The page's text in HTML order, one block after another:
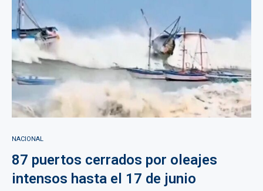
NACIONAL
87 puertos cerrados por oleajes
intensos hasta el 17 de junio